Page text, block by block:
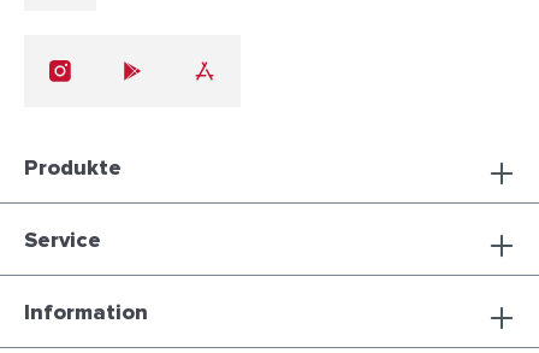
Produkte
Service
Information